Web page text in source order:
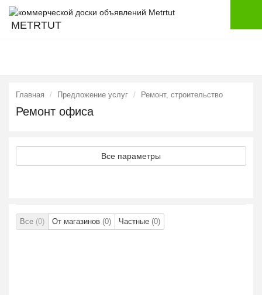
METRTUT
Главная Предложение услуг Ремонт, строительство
Ремонт офиса
Все параметры
Все (0) От магазинов (0) Частные (0)